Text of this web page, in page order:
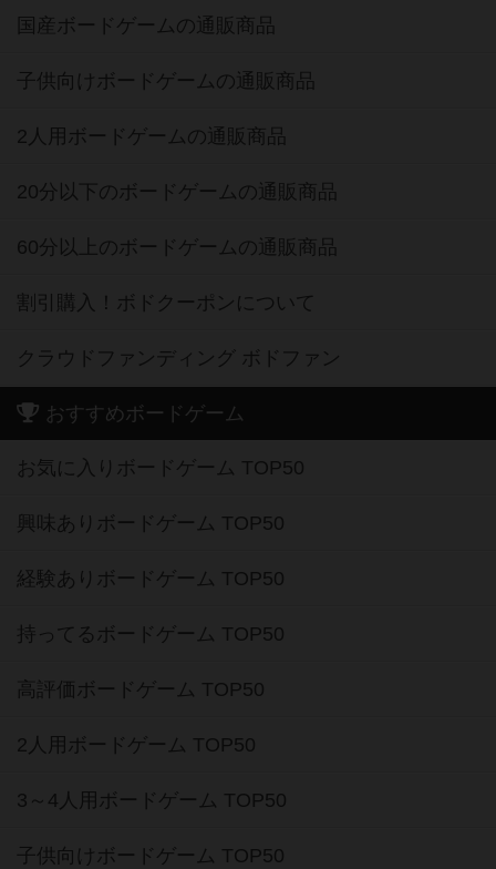
国産ボードゲームの通販商品
子供向けボードゲームの通販商品
2人用ボードゲームの通販商品
20分以下のボードゲームの通販商品
60分以上のボードゲームの通販商品
割引購入！ボドクーポンについて
クラウドファンディング ボドファン
おすすめボードゲーム
お気に入りボードゲーム TOP50
興味ありボードゲーム TOP50
経験ありボードゲーム TOP50
持ってるボードゲーム TOP50
高評価ボードゲーム TOP50
2人用ボードゲーム TOP50
3～4人用ボードゲーム TOP50
子供向けボードゲーム TOP50